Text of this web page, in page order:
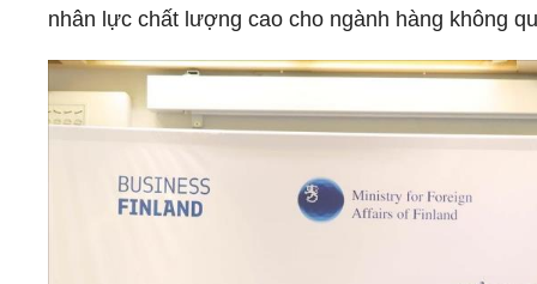
nhân lực chất lượng cao cho ngành hàng không